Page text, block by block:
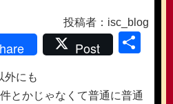
投稿者：isc_blog
Post
外にも
とかじゃなくて普通に普通